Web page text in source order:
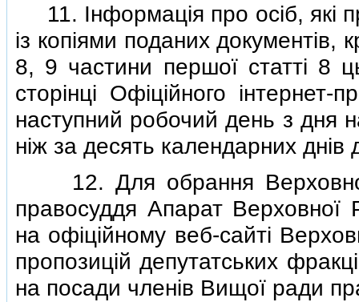
11. Iнформацiя про осiб, якi
iз копiями поданих документiв,
8, 9 частини першої статтi 8
сторiнцi Офiцiйного iнтернет-
наступний робочий день з дня
нiж за десять календарних днiв
12. Для обрання
правосуддя Апарат
на офiцiйному веб-сайтi
пропозицiй депутатських
на посади членiв Вищої ради